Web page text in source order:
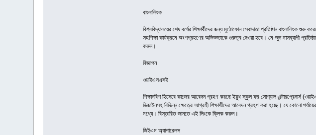
বাংলালিংক
বিশ্ববিদ্যালয়ের শেষ বর্ষের শিক্ষার্থীদের জন্য মুঠোফোন সেবাদাতা প্রতিষ্ঠান বাংলালিংক শুরু
সহশিক্ষা কার্যক্রমে অংশগ্রহণের অভিজ্ঞতাকে গুরুত্ব দেওয়া হবে। মে-জুন মাসব্যাপী
করুন।
বিজ্ঞাপন
ওয়াইএসএসই
শিক্ষানবিশ হিসেবে কাজের আবেদন গ্রহণ করছে ইয়ুথ স্কুল ফর সোশ্যাল এন্টারপ্রেনার্স
ডিজাইনসহ বিভিন্ন ক্ষেত্রে আগ্রহী শিক্ষার্থীদের আবেদন গ্রহণ করা হচ্ছে। যে কোনো
মধ্যে। বিস্তারিত জানতে এই লিংকে ক্লিক করুন।
জিইএম অ্যাপারেলস